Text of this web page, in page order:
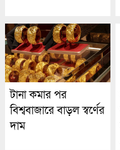
টানা কমার পর
বিশ্ববাজারে বাড়ল স্বর্ণের
দাম